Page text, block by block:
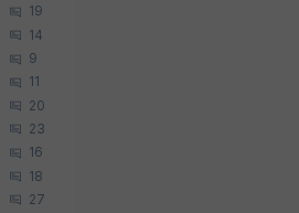
19
14
9
11
20
23
16
18
27